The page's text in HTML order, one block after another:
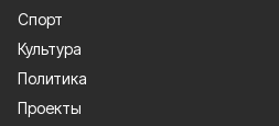
Спорт
Культура
Политика
Проекты